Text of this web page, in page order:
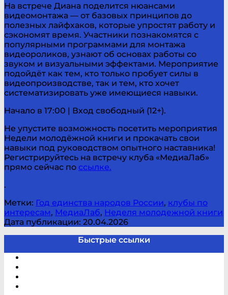
На встрече Диана поделится нюансами
видеомонтажа — от базовых принципов до
полезных лайфхаков, которые упростят работу и
сэкономят время. Участники познакомятся с
популярными программами для монтажа
видеороликов, узнают об основах работы со
звуком и визуальными эффектами. Мероприятие
подойдёт как тем, кто только пробует силы в
видеопроизводстве, так и тем, кто хочет
систематизировать уже имеющиеся навыки.
Начало в 17:00 | Вход свободный (12+).
Не упустите возможность посетить мероприятия
Недели молодёжной книги и прокачать свои
навыки под руководством опытного наставника!
Регистрируйтесь на встречу клуба «МедиаЛаб»
прямо сейчас по ссылке.
.
Метки: Год единства народов России, клубы по
интересам, МедиаЛаб, Неделя молодежной книги
Дата публикации: 20.04.2026
Быстрые ссылки